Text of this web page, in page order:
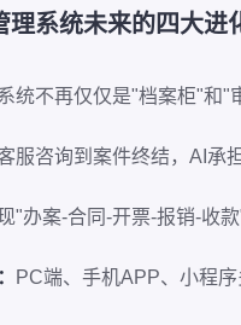
理系统未来的四大进
统不再仅仅是"档案柜"和"
服咨询到案件终结，AI承
"办案-合同-开票-报销-收
PC端、手机APP、小程序